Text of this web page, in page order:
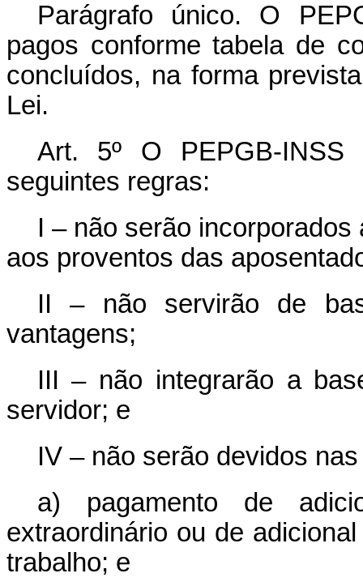
Parágrafo único. O
pagos conforme tabela de
concluídos, na forma
Lei.
Art. 5º O PEPGB-
seguintes regras:
I – não serão
aos proventos das
II – não servirão de
vantagens;
III – não integrarão a
servidor; e
IV – não serão devidos
a) pagamento de
extraordinário ou de
trabalho; e